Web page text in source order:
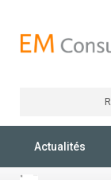
Actualités